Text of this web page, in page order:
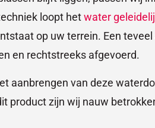
loopt hetwater
op uw terrein. Een
en rechtstreeks afgevoerd.
aanbrengen van deze
product zijn wij nauw